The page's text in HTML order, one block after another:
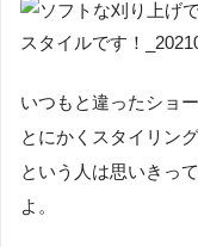
いつもと違ったショ
とにかくスタイリン
という人は思いきっ
よ。